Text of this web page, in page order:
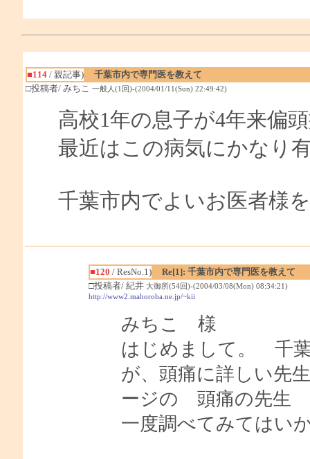
■114/ 親記事)
千葉市内で専門医を教えて
□投稿者/ みちこ 一般人(1回)-(2004/01/11(Sun) 22:49:42)
高校1年の息子が4年来偏
最近はこの病気にかなり
千葉市内でよいお医者様
■120 / ResNo.1)
Re[1]: 千葉市内で専門医を教えて
□投稿者/ 紀井 大御所(54回)-(2004/03/08(Mon) 08:34:21)
http://www2.mahoroba.ne.jp/~kii
みちこ 様
はじめまして。 千
が、頭痛に詳しい先
ージの 頭痛の先生
一度調べてみてはい